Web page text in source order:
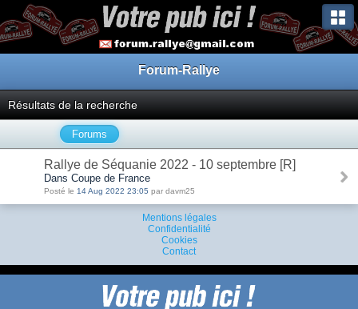
Forum-Rallye
Résultats de la recherche
Forums
Rallye de Séquanie 2022 - 10 septembre [R]
Dans Coupe de France
Posté le 14 Aug 2022 23:05 par davm25
Mentions légales
Confidentialité
Cookies
Contact